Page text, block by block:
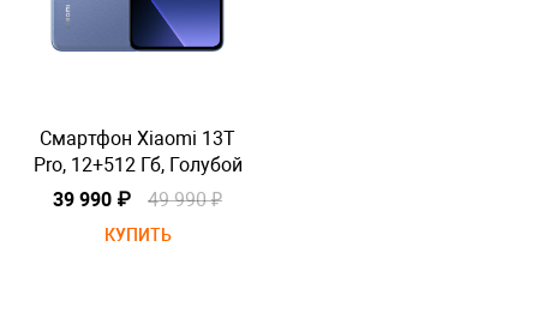
Смартфон Xiaomi 13T
Pro, 12+512 Гб, Голубой
39 990 ₽
49 990 ₽
КУПИТЬ